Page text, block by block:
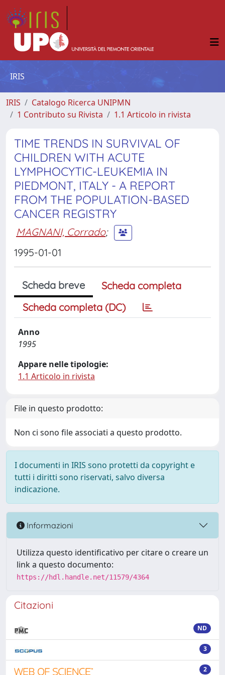
IRIS
IRIS
Catalogo Ricerca UNIPMN
1 Contributo su Rivista
1.1 Articolo in rivista
TIME TRENDS IN SURVIVAL OF
CHILDREN WITH ACUTE
LYMPHOCYTIC-LEUKEMIA IN
PIEDMONT, ITALY - A REPORT
FROM THE POPULATION-BASED
CANCER REGISTRY
MAGNANI, Corrado;
1995-01-01
Scheda breve
Scheda completa
Scheda completa (DC)
Anno
1995
Appare nelle tipologie:
1.1 Articolo in rivista
File in questo prodotto:
Non ci sono file associati a questo prodotto.
I documenti in IRIS sono protetti da copyright e
tutti i diritti sono riservati, salvo diversa
indicazione.
Informazioni
Utilizza questo identificativo per citare o creare un
link a questo documento:
https://hdl.handle.net/11579/4364
Citazioni
ND
3
2